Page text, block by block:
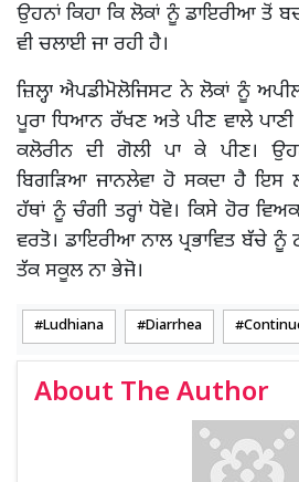
ਉਹਨਾਂ ਕਿਹਾ ਕਿ ਲੋਕਾਂ ਨੂੰ ਡਾਇਰੀਆ ਤੋਂ
ਵੀ ਚਲਾਈ ਜਾ ਰਹੀ ਹੈ।
ਜ਼ਿਲ੍ਹਾ ਐਪਡੀਮੋਲੋਜਿਸਟ ਨੇ ਲੋਕਾਂ ਨੂੰ
ਪੂਰਾ ਧਿਆਨ ਰੱਖਣ ਅਤੇ ਪੀਣ ਵਾਲੇ
ਕਲੋਰੀਨ ਦੀ ਗੋਲੀ ਪਾ ਕੇ ਪੀਣ।
ਬਿਗੜਿਆ ਜਾਨਲੇਵਾ ਹੋ ਸਕਦਾ ਹੈ ਇਸ
ਹੱਥਾਂ ਨੂੰ ਚੰਗੀ ਤਰ੍ਹਾਂ ਧੋਵੋ। ਕਿਸੇ ਹੋਰ
ਵਰਤੋ। ਡਾਇਰੀਆ ਨਾਲ ਪ੍ਰਭਾਵਿਤ ਬੱਚੇ
ਤੱਕ ਸਕੂਲ ਨਾ ਭੇਜੋ।
Ludhiana Diarrhea
About The Author